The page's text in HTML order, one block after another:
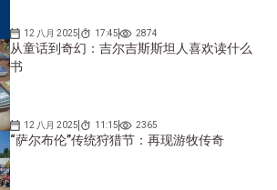
12 八月 2025 17:45 2874
从童话到奇幻：吉尔吉斯斯坦人喜欢读什么
书
12 八月 2025 11:15 2365
“萨尔布伦”传统狩猎节：再现游牧传奇